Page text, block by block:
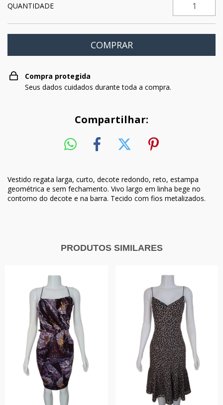
QUANTIDADE
Compra protegida
Seus dados cuidados durante toda a compra.
Compartilhar:
Vestido regata larga, curto, decote redondo, reto, estampa
geométrica e sem fechamento. Vivo largo em linha bege no
contorno do decote e na barra. Tecido com fios metalizados.
PRODUTOS SIMILARES